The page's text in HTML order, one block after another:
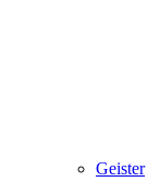
Geister